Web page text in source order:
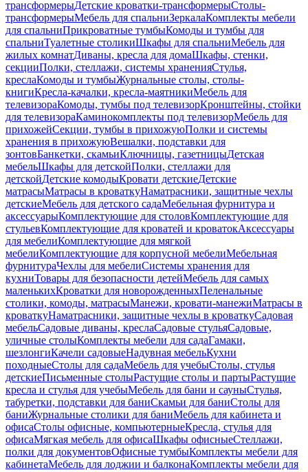
трансформерыДетские кроватки-трансформерыСтолы-
трансформерыМебель для спальниЗеркалаКомплекты мебели
для спальниПрикроватные тумбыКомоды и тумбы для
спальниТуалетные столикиШкафы для спальниМебель для
жилых комнатДиваны, кресла для домаШкафы, стенки,
секцииПолки, стеллажи, системы храненияСтулья,
креслаКомоды и тумбыЖурнальные столы, столы-
книгиКресла-качалки, кресла-маятникиМебель для
телевизораКомоды, тумбы под телевизорКронштейны, стойки
для телевизораКаминокомплекты под телевизорМебель для
прихожейСекции, тумбы в прихожуюПолки и системы
хранения в прихожуюВешалки, подставки для
зонтовБанкетки, скамьиКлючницы, газетницыДетская
мебельШкафы для детскойПолки, стеллажи для
детскойДетские комодыКровати детскиеДетские
матрасыМатрасы в кроваткуНаматрасники, защитные чехлы
детскиеМебель для детского садаМебельная фурнитура и
аксессуарыКомплектующие для столовКомплектующие для
стульевКомплектующие для кроватей и кроватокАксессуары
для мебелиКомплектующие для мягкой
мебелиКомплектующие для корпусной мебелиМебельная
фурнитураЧехлы для мебелиСистемы хранения для
кухниТовары для безопасности детейМебель для самых
маленькихКроватки для новорожденныхПеленальные
столики, комоды, матрасыМанежи, кровати-манежиМатрасы в
кроваткуНаматрасники, защитные чехлы в кроваткуСадовая
мебельСадовые диваны, креслаСадовые стульяСадовые,
уличные столыКомплекты мебели для садаГамаки,
шезлонгиКачели садовыеНадувная мебельКухни
походныеСтолы для садаМебель для учебыСтолы, стулья
детскиеПисьменные столыРастущие столы и партыРастущие
кресла и стулья для учебыМебель для бани и сауныСтулья,
табуретки, подставки для баниСкамьи для баниСтолы для
баниЖурнальные столики для баниМебель для кабинета и
офисаСтолы офисные, компьютерныеКресла, стулья для
офисаМягкая мебель для офисаШкафы офисныеСтеллажи,
полки для документовОфисные тумбыКомплекты мебели для
кабинетаМебель для лоджии и балконаКомплекты мебели для